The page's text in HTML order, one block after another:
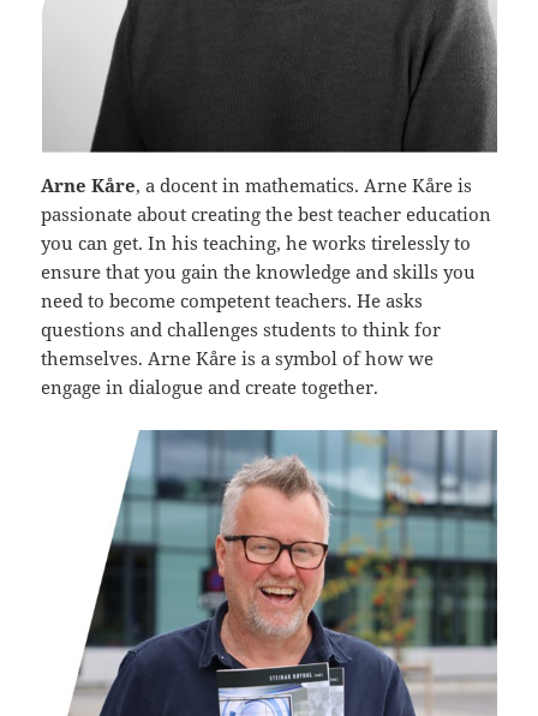
Arne Kåre, a docent in mathematics. Arne Kåre is
passionate about creating the best teacher education
you can get. In his teaching, he works tirelessly to
ensure that you gain the knowledge and skills you
need to become competent teachers. He asks
questions and challenges students to think for
themselves. Arne Kåre is a symbol of how we
engage in dialogue and create together.